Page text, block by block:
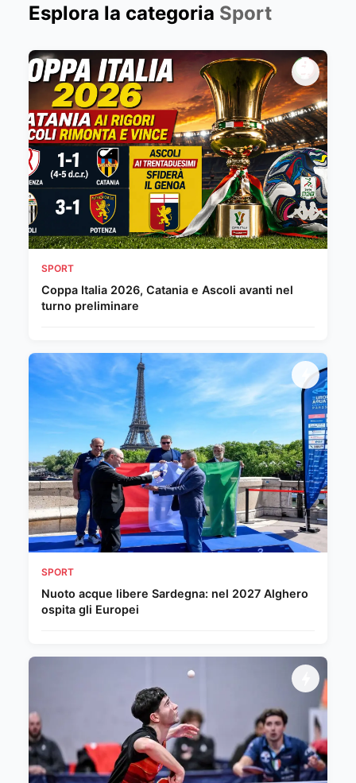
Esplora la categoria Sport
SPORT
Coppa Italia 2026, Catania e Ascoli avanti nel
turno preliminare
SPORT
Nuoto acque libere Sardegna: nel 2027 Alghero
ospita gli Europei